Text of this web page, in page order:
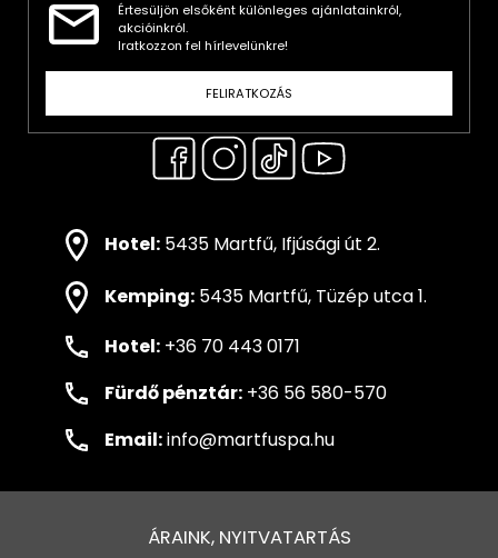
Értesüljön elsőként különleges ajánlatainkról,
akcióinkról.
Iratkozzon fel hírlevelünkre!
FELIRATKOZÁS
Hotel: 5435 Martfű, Ifjúsági út 2.
Kemping: 5435 Martfű, Tüzép utca 1.
Hotel: +36 70 443 0171
Fürdő pénztár: +36 56 580-570
Email:info@martfuspa.hu
ÁRAINK, NYITVATARTÁS